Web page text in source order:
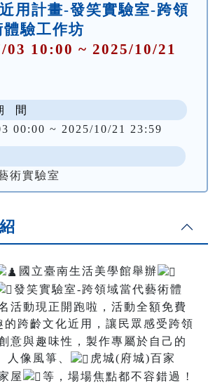
用計畫-發笑實驗室-跨領
驗工作坊
03 10:00 ~ 2025/10/21
間
00:00 ~ 2025/10/21 23:59
術實驗室
國立臺南生活美學館舉辦
發笑實驗室-跨領域當代藝術體
活動現正開跑啦，活動全額免費
的跨齡文化近用，讓民眾感受跨領
意與趣味性，製作專屬於自己的
、人像風箏、
虎城(府城)百家
屋
等，場場焦點都不容錯過 !